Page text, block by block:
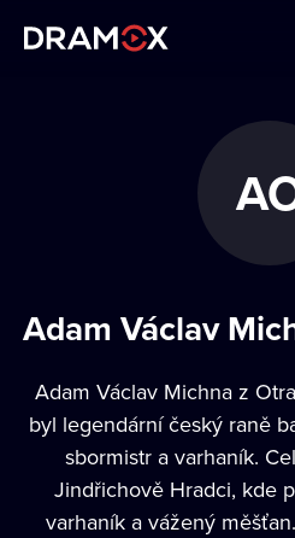
Adam Václav
Adam Václav Michna z
byl legendární český raně
sbormistr a varhaník.
Jindřichově Hradci, kde
varhaník a vážený